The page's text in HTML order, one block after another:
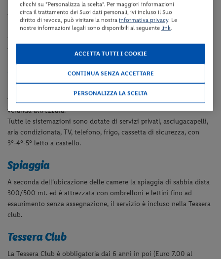
unitamente allo chef possano valutare un menu personalizzato.
Per ogni precauzione, qualora il cliente desiderasse portare in
hotel degli alimenti specifici (unitamente a contenitori e posateria
personali) sarà cura dell’hotel predisporne l’utilizzo da parte del
personale per la preparazione dei pasti.
parte delle camere e da una serie di bungalow in muratura con
veranda attrezzata.
Tutte le sistemazioni sono dotate di servizi privati, asciugacapelli,
aria condizionata, TV, telefono, frigo, cassetta di sicurezza, con
3°-4°-5° letto a castello.
Spiaggia
A seconda dell’ubicazione delle camere la spiaggia di sabbia dista
300/500 mt. ed è attrezzata con ombrelloni e lettini fino ad
esaurimento senza assegnazione, il servizio è incluso nella Tessera
club.
Tessera Club
La Tessera Club è obbligatoria dai 6 anni in poi (Euro 7.00 al
clicchi su "Personalizza la scelta". Per maggiori informazioni
circa il trattamento dei Suoi dati personali, ivi incluso il Suo
diritto di revoca, può visitare la nostra informativa privacy. Le
nostre informazioni legali sono disponibili al seguente link.
ACCETTA TUTTI I COOKIE
CONTINUA SENZA ACCETTARE
PERSONALIZZA LA SCELTA